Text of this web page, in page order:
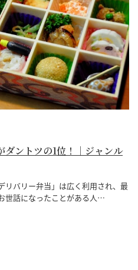
ントツの1位！｜ジャンル
リバリー弁当」は広く利用され、最
世話になったことがある人…